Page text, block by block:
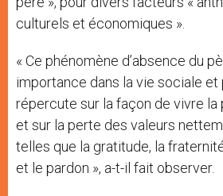
culturels et économiques ».
« Ce phénomène d’absence du
importance dans la vie sociale et
répercute sur la façon de vivre la
et sur la perte des valeurs
telles que la gratitude, la
et le pardon », a-t-il fait observer.